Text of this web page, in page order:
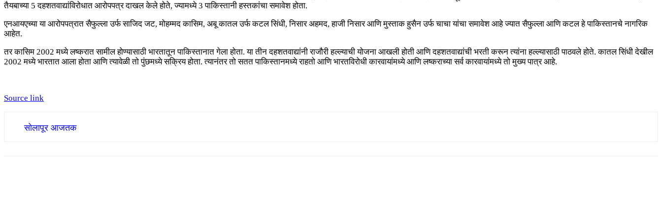
तैयबाच्या 5 दहशतवाद्यांविरोधात आरोपपत्र दाखल केले होते, ज्यामध्ये 3 पाकिस्तानी हस्तकांचा समावेश होता.
एनआयएच्या या आरोपपत्रात सैफुल्ला उर्फ ​​साजिद जट, मोहम्मद कासिम, अबू कातल उर्फ ​​कटल सिंधी, निसार अहमद, हाजी निसार आणि मुस्ताक हुसैन उर्फ ​​चाचा यांचा समावेश आहे ज्यात सैफुल्ला आणि कटल हे पाकिस्तानचे नागरिक
आहेत.
तर कासिम 2002 मध्ये लष्करात सामील होण्यासाठी भारतातून पाकिस्तानात गेला होता. या तीन दहशतवाद्यांनी राजौरी हल्ल्याची योजना आखली होती आणि दहशतवाद्यांची भरती करून त्यांना हल्ल्यासाठी पाठवले होते. कातल सिंधी देखील
2002 मध्ये भारतात आला होता आणि त्यावेळी तो पुंछमध्ये सक्रिय होता. त्यानंतर तो सतत पाकिस्तानमध्ये राहतो आणि भारतविरोधी कारवायांमध्ये आणि लष्कराच्या सर्व कारवायांमध्ये तो मुख्य पात्र आहे.
Source link
सोलापूर आजतक